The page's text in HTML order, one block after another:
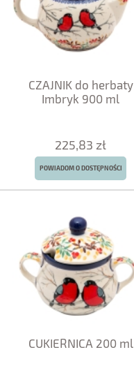
CZAJNIK do herbaty
Imbryk 900 ml
225,83 zł
POWIADOM O DOSTĘPNOŚCI
CUKIERNICA 200 ml